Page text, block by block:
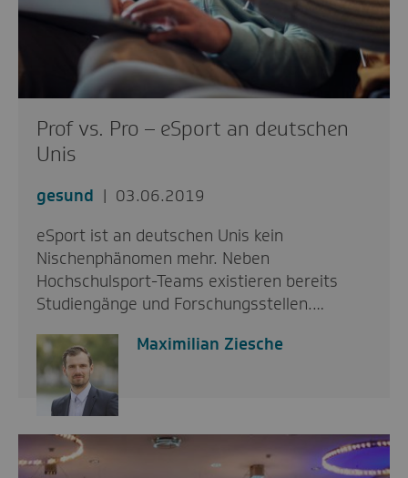
Prof vs. Pro – eSport an deutschen
Unis
gesund
03.06.2019
eSport ist an deutschen Unis kein
Nischenphänomen mehr. Neben
Hochschulsport-Teams existieren bereits
Studiengänge und Forschungsstellen.…
Maximilian Ziesche